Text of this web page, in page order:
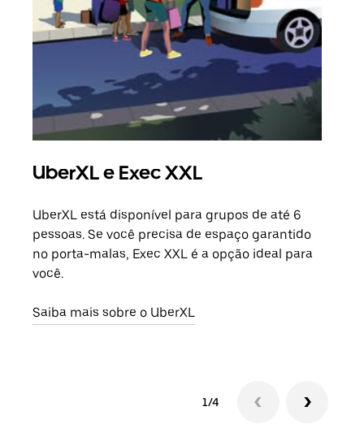
UberXL e Exec XXL
UberXL está disponível para grupos de até 6
pessoas. Se você precisa de espaço garantido
no porta-malas, Exec XXL é a opção ideal para
você.
Saiba mais sobre o UberXL
1/4